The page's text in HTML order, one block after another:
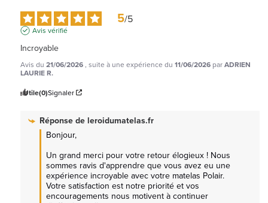
5/5
Avis vérifié
Incroyable
Avis du 21/06/2026, suite à une expérience du 11/06/2026 parADRIEN
LAURIE R.
Utile(0)Signaler
Réponse deleroidumatelas.fr
Bonjour,
Un grand merci pour votre retour élogieux ! Nous
sommes ravis d'apprendre que vous avez eu une
expérience incroyable avec votre matelas Polair.
Votre satisfaction est notre priorité et vos
encouragements nous motivent à continuer